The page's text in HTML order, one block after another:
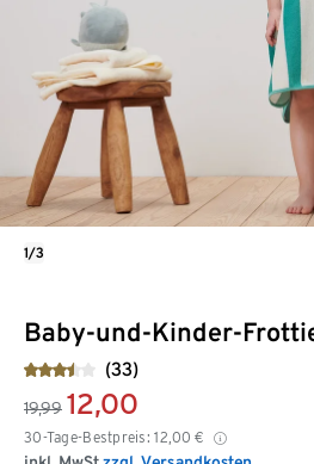
Baby-und-Kinder-
(33)
19,99 12,00
30-Tage-Bestpreis: 12,00 €
1/3